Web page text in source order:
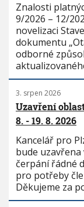
Znalosti
9/2026 – 12/
novelizaci
dokumentu
odborné
3. srpen 2026
Uzavření
8. - 19. 8. 2026
Kancelář pro
bude uzavřena
čerpání řádné
pro potřeby
Děkujeme za